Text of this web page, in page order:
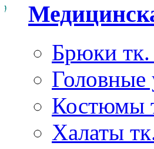
Брюки тк.
Головные
Костюмы
Халаты